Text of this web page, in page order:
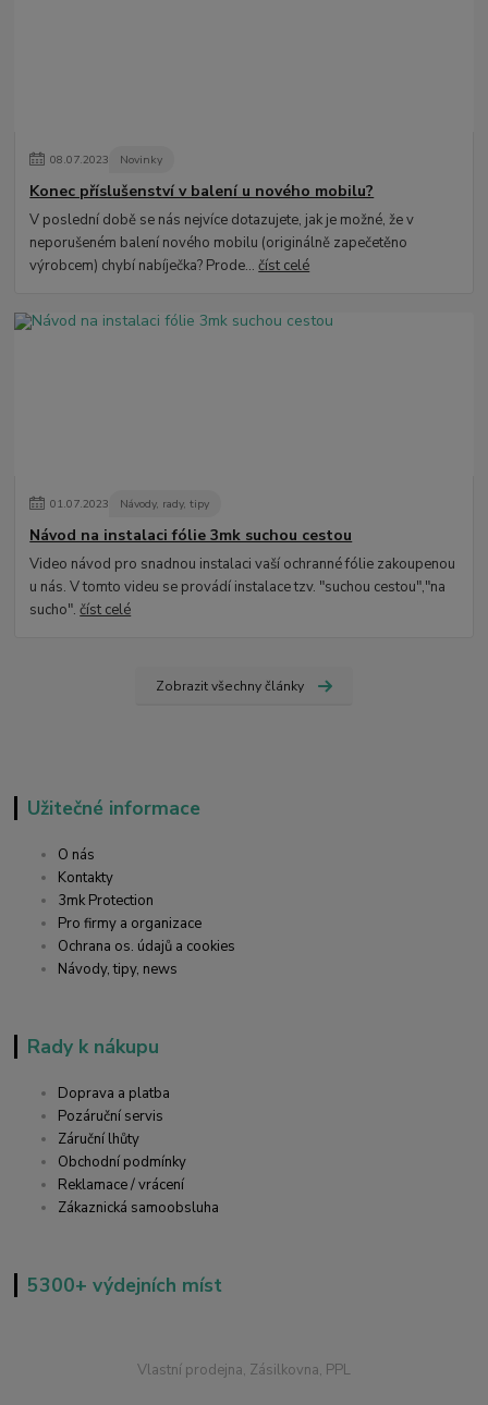
08.07.2023 Novinky
Konec příslušenství v balení u nového mobilu?
V poslední době se nás nejvíce dotazujete, jak je možné, že v
neporušeném balení nového mobilu (originálně zapečetěno
výrobcem) chybí nabíječka? Prode...číst celé
01.07.2023 Návody, rady, tipy
Návod na instalaci fólie 3mk suchou cestou
Video návod pro snadnou instalaci vaší ochranné fólie zakoupenou
u nás. V tomto videu se provádí instalace tzv. "suchou cestou","na
sucho".číst celé
Zobrazit všechny články
Užitečné informace
O nás
Kontakty
3mk Protection
Pro firmy a organizace
Ochrana os. údajů a cookies
Návody, tipy, news
Rady k nákupu
Doprava a platba
Pozáruční servis
Záruční lhůty
Obchodní podmínky
Reklamace / vrácení
Zákaznická samoobsluha
5300+ výdejních míst
Vlastní prodejna, Zásilkovna, PPL